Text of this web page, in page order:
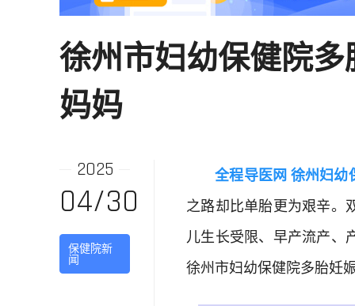
徐州市妇幼保健院
妈妈
2025
04/30
保健院新
闻
全程导医网 徐州妇幼
之路却比单胎更为艰辛。
儿生长受限、早产流产、
徐州市妇幼保健院多胎妊